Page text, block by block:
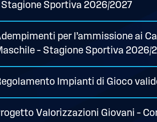
Stagione Sportiva 2026/2027
per l’ammissione ai
– Stagione Sportiva 2026/
Impianti di Gioco
Valorizzazioni Giovani –